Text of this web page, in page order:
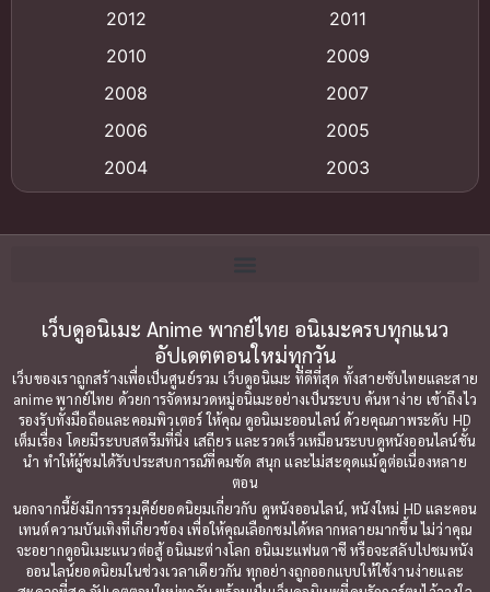
(9)
Big tits (นมใหญ่)
Bitch (ผู้หญิงร่าน)
Bondage (ทาส)(1)
Censored (เซ็นเซอร์)(19)
Comedy (ตลก)(79)
Comedy ตลก
Comic Book การ์ตูน(1)
Coming of Age ก้าวพ้นวัย (7)
2012
2011
2010
2009
2008
2007
2006
2005
2004
2003
2000
1999
1996
1990
1989
1988
1987
1985
1984
1983
1982
1981
1980
1979
1977
1972
เว็บดูอนิเมะ Anime พากย์ไทย อนิเมะครบทุกแนว
อัปเดตตอนใหม่ทุกวัน
เว็บของเราถูกสร้างเพื่อเป็นศูนย์รวม เว็บดูอนิเมะ ที่ดีที่สุด ทั้งสายซับไทยและสาย
anime พากย์ไทย ด้วยการจัดหมวดหมู่อนิเมะอย่างเป็นระบบ ค้นหาง่าย เข้าถึงไว
รองรับทั้งมือถือและคอมพิวเตอร์ ให้คุณ ดูอนิเมะออนไลน์ ด้วยคุณภาพระดับ HD
เต็มเรื่อง โดยมีระบบสตรีมที่นิ่ง เสถียร และรวดเร็วเหมือนระบบดูหนังออนไลน์ชั้น
นำ ทำให้ผู้ชมได้รับประสบการณ์ที่คมชัด สนุก และไม่สะดุดแม้ดูต่อเนื่องหลาย
ตอน
นอกจากนี้ยังมีการรวมคีย์ยอดนิยมเกี่ยวกับ ดูหนังออนไลน์, หนังใหม่ HD และคอน
เทนต์ความบันเทิงที่เกี่ยวข้อง เพื่อให้คุณเลือกชมได้หลากหลายมากขึ้น ไม่ว่าคุณ
จะอยากดูอนิเมะแนวต่อสู้ อนิเมะต่างโลก อนิเมะแฟนตาซี หรือจะสลับไปชมหนัง
ออนไลน์ยอดนิยมในช่วงเวลาเดียวกัน ทุกอย่างถูกออกแบบให้ใช้งานง่ายและ